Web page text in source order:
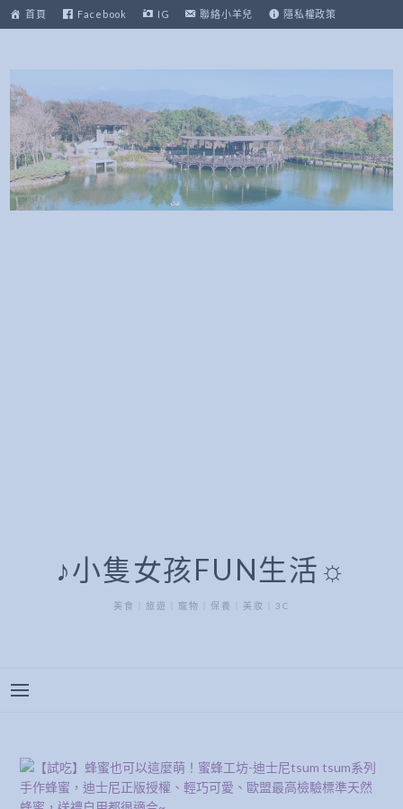
至
內
首頁 Facebook IG 聯絡小羊兒 隱私權政策
♪小隻女孩FUN生活☼
美食｜旅遊｜寵物｜保養｜美妝｜3C